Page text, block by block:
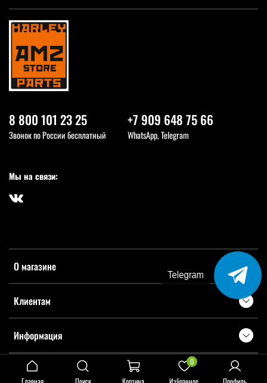
О магазине
Клиентам
Информация
8 800 101 23 25
Звонок по России бесплатный
+7 909 648 75 66
WhatsApp, Telegram
Мы на связи:
Главная Поиск Корзина
0
Избранное
Профиль
Telegram